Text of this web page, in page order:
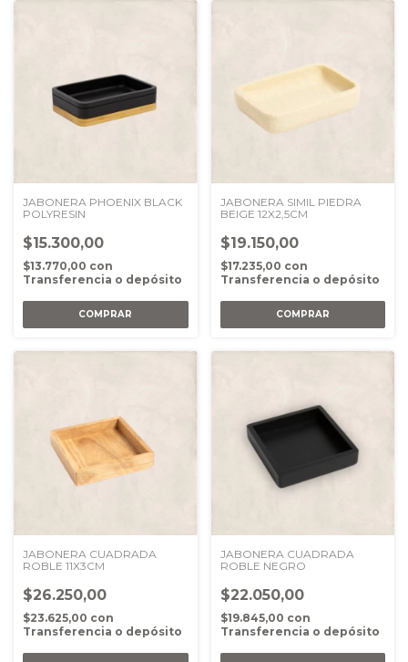
JABONERA PHOENIX BLACK
POLYRESIN
$15.300,00
$13.770,00 con
Transferencia o depósito
JABONERA SIMIL PIEDRA
BEIGE 12X2,5CM
$19.150,00
$17.235,00 con
Transferencia o depósito
JABONERA CUADRADA
ROBLE 11X3CM
$26.250,00
$23.625,00 con
Transferencia o depósito
JABONERA CUADRADA
ROBLE NEGRO
$22.050,00
$19.845,00 con
Transferencia o depósito